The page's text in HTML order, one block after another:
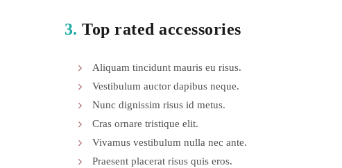
3. Top rated accessories
Aliquam tincidunt mauris eu risus.
Vestibulum auctor dapibus neque.
Nunc dignissim risus id metus.
Cras ornare tristique elit.
Vivamus vestibulum nulla nec ante.
Praesent placerat risus quis eros.